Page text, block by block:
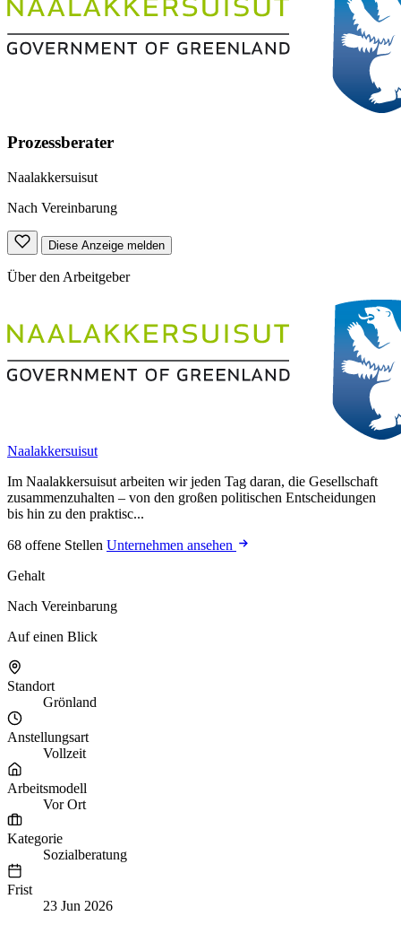
Prozessberater
Naalakkersuisut
Nach Vereinbarung
Diese Anzeige melden
Über den Arbeitgeber
Naalakkersuisut
Im Naalakkersuisut arbeiten wir jeden Tag daran, die Gesellschaft
zusammenzuhalten – von den großen politischen Entscheidungen
bis hin zu den praktisc...
68 offene Stellen Unternehmen ansehen
Gehalt
Nach Vereinbarung
Auf einen Blick
Standort
Grönland
Anstellungsart
Vollzeit
Arbeitsmodell
Vor Ort
Kategorie
Sozialberatung
Frist
23 Jun 2026